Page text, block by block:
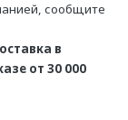
сообщите
в
от 30 000